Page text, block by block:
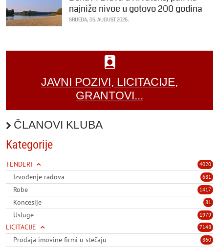
najniže nivoe u gotovo 200 godina
SRIJEDA, 05. AUGUST 2026.
JAVNI POZIVI, LICITACIJE,
GRANTOVI...
ČLANOVI KLUBA
Kategorije
4020
TENDERI
681
Izvođenje radova
1417
Robe
81
Koncesije
1979
Usluge
7148
LICITACIJE
860
Prodaja imovine firmi u stečaju